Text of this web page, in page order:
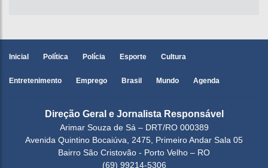
Inicial Política Polícia Esporte Cultura
Entretenimento Emprego Brasil Mundo Agenda
Direção Geral e Jornalista Responsável
Arimar Souza de Sá – DRT/RO 000389
Avenida Quintino Bocaiúva, 2475, Primeiro Andar Sala 05
Bairro São Cristovão - Porto Velho – RO
(69) 99214-5306